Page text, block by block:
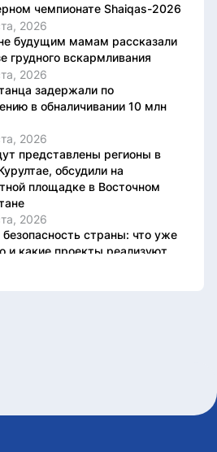
чемпионате Shaiqas-2026
2026
будущим мамам рассказали
грудного вскармливания
2026
задержали по
в обналичивании 10 млн
2026
представлены регионы в
обсудили на
площадке в Восточном
2026
безопасность страны: что уже
и какие проекты реализуют